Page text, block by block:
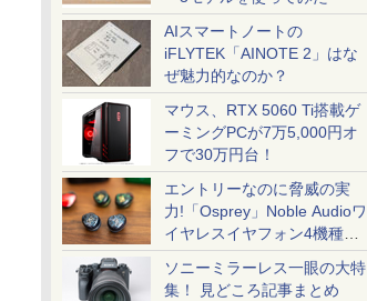
AIスマートノートの
iFLYTEK「AINOTE 2」はな
ぜ魅力的なのか？
マウス、RTX 5060 Ti搭載ゲ
ーミングPCが7万5,000円オ
フで30万円台！
エントリーなのに脅威の実
力!「Osprey」Noble Audioワ
イヤレスイヤフォン4機種を
一気に聴く
ソニーミラーレス一眼の大特
集！ 見どころ記事まとめ